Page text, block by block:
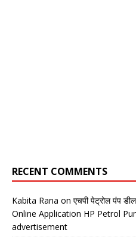
RECENT COMMENTS
Kabita Rana on एचपी पेट्रोल पंप
Online Application HP Petrol
advertisement